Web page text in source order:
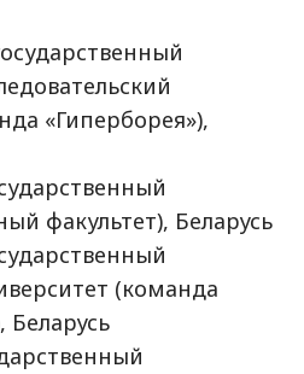
«Гиперборея»),
факультет), Беларусь
(команда
Беларусь